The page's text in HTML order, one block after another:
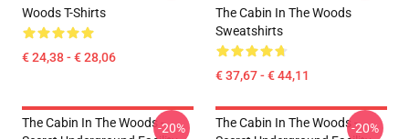
Woods T-Shirts
€ 24,38 - € 28,06
The Cabin In The Woods
Sweatshirts
€ 37,67 - € 44,11
The Cabin In The Woods --20%
The Cabin In The Woods --20%